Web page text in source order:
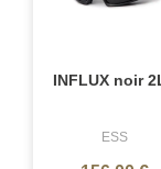
INFLUX noir
ESS